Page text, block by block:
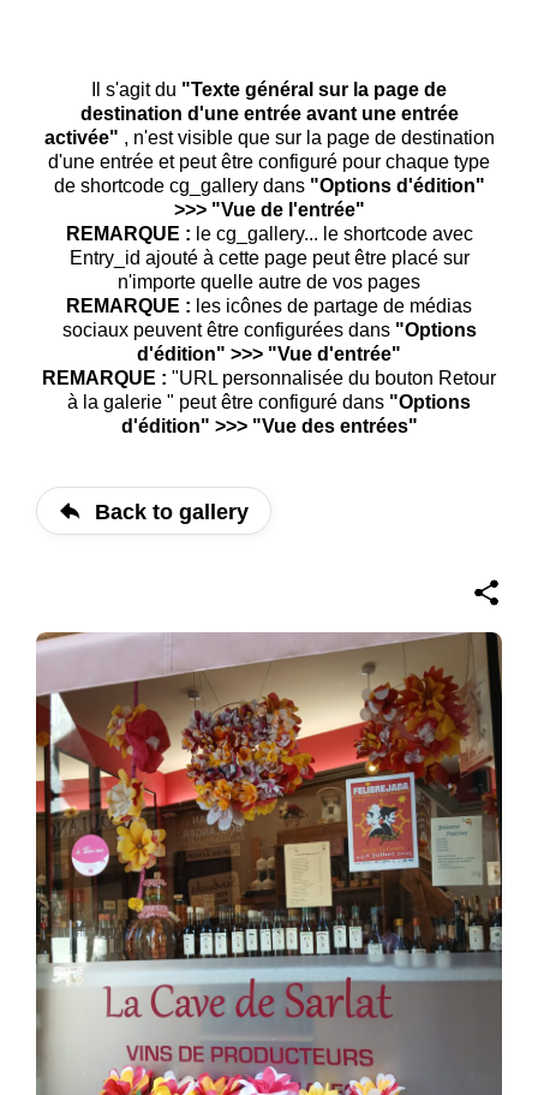
Il s'agit du "Texte général sur la page de
destination d'une entrée avant une entrée
activée" , n'est visible que sur la page de destination
d'une entrée et peut être configuré pour chaque type
de shortcode cg_gallery dans "Options d'édition"
>>> "Vue de l'entrée"
REMARQUE : le cg_gallery... le shortcode avec
Entry_id ajouté à cette page peut être placé sur
n'importe quelle autre de vos pages
REMARQUE : les icônes de partage de médias
sociaux peuvent être configurées dans "Options
d'édition" >>> "Vue d'entrée"
REMARQUE : "URL personnalisée du bouton Retour
à la galerie " peut être configuré dans "Options
d'édition" >>> "Vue des entrées"
Back to gallery